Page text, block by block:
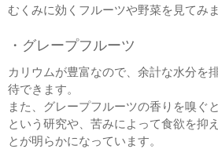
むくみに効くフルーツや野菜を見てみま
・グレープフルーツ
カリウムが豊富なので、余計な水分を
待できます。
また、グレープフルーツの香りを嗅ぐ
という研究や、苦みによって食欲を抑
とが明らかになっています。